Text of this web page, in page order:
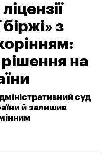
з
на
суд
й залишив